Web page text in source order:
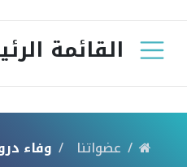
القائمة
عضواتنا
وفاء